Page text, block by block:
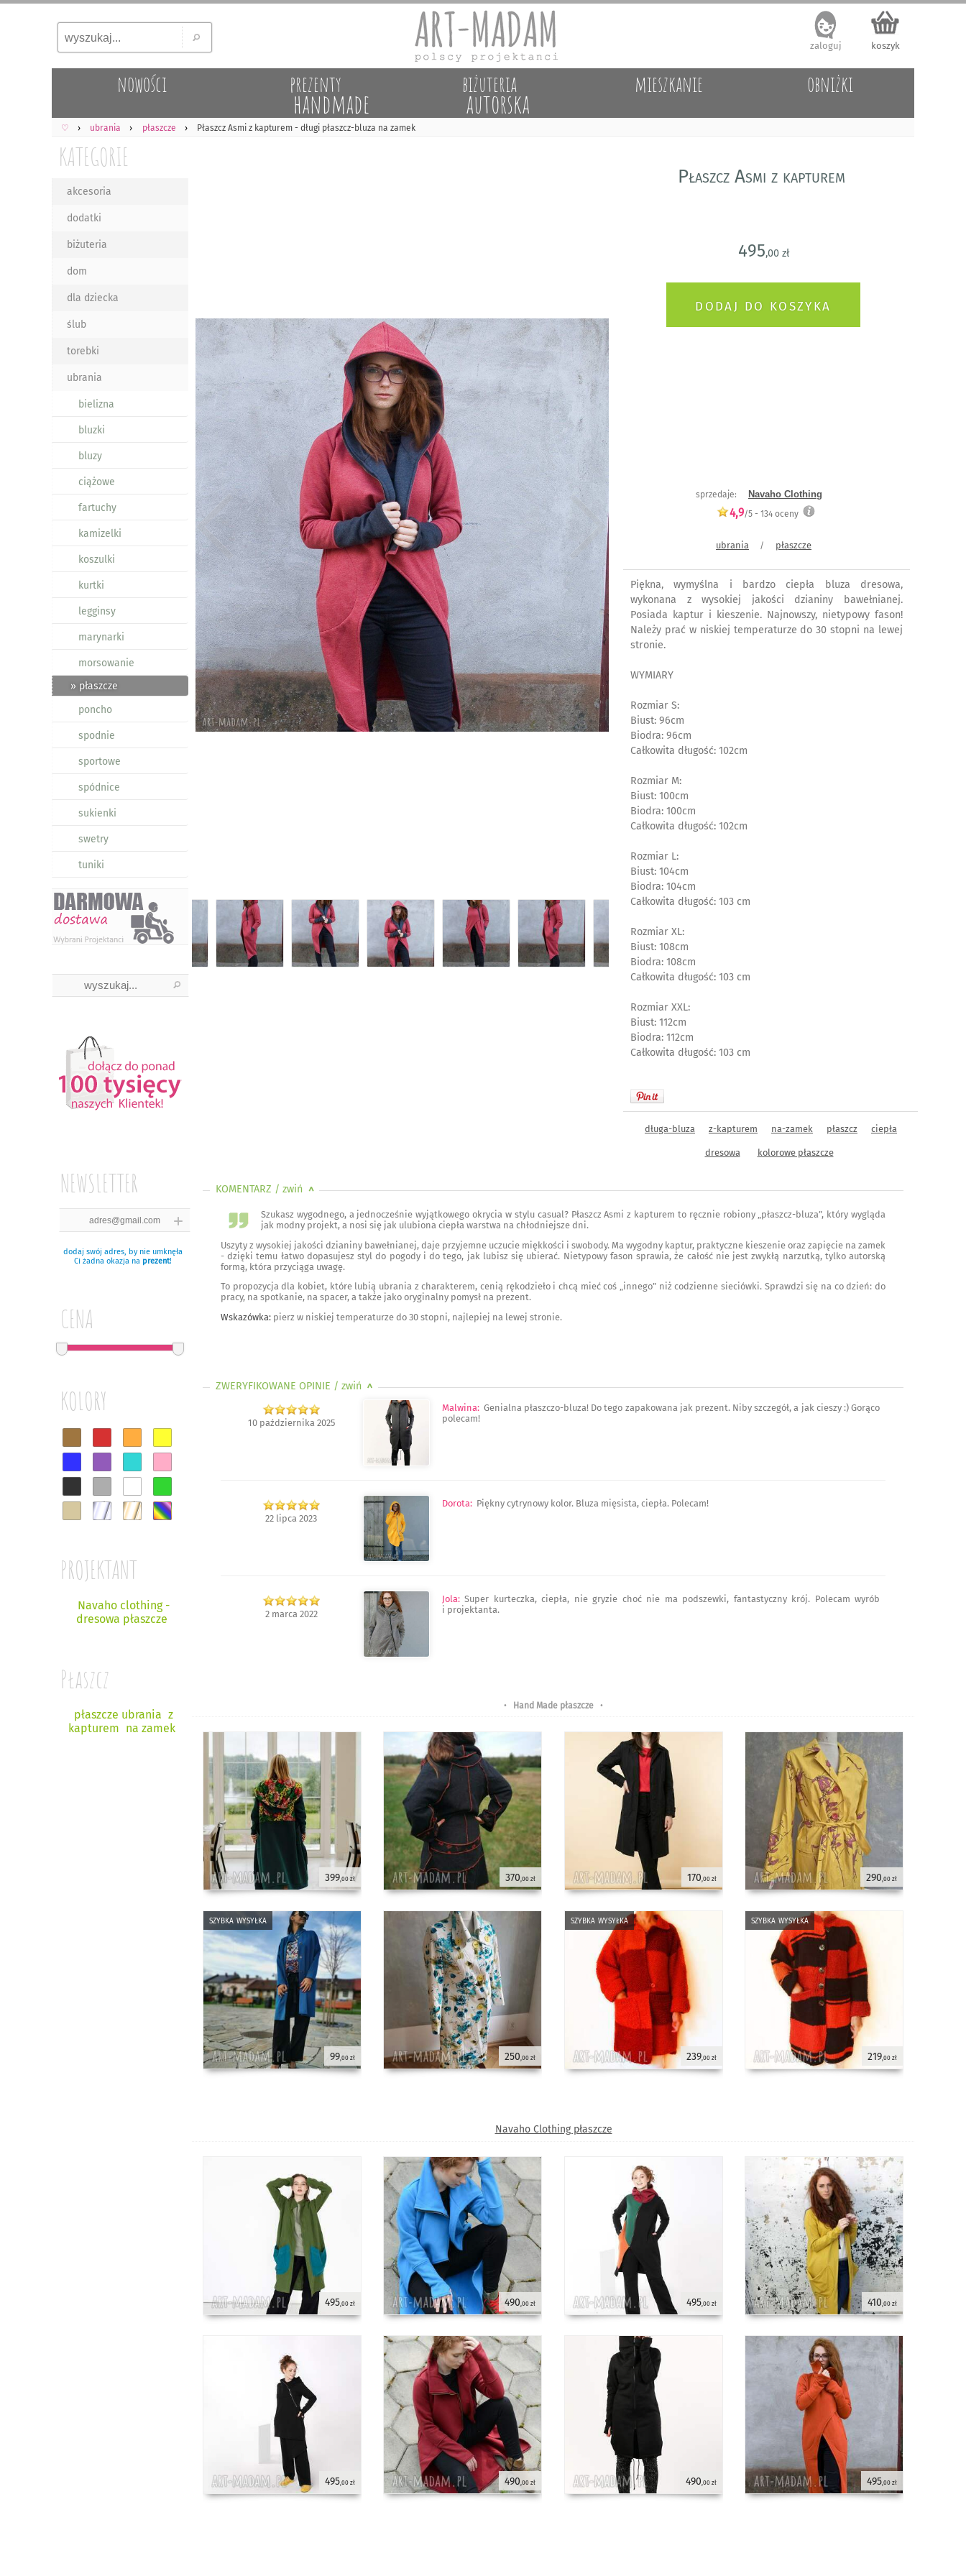
koszyk
zaloguj
nowości prezenty
handmade
biżuteria
autorska
mieszkanie obniżki
♡ ubrania płaszcze Płaszcz Asmi z kapturem - długi płaszcz-bluza na zamek
KATEGORIE
akcesoria
dodatki
biżuteria
dom
dla dziecka
ślub
torebki
ubrania
bielizna
bluzki
bluzy
ciążowe
fartuchy
kamizelki
koszulki
kurtki
legginsy
marynarki
morsowanie
» płaszcze
poncho
spodnie
sportowe
spódnice
sukienki
swetry
tuniki
NEWSLETTER
dodaj swój adres, by nie umknęła
Ci żadna okazja na prezent!
CENA
KOLORY
PROJEKTANT
Navaho clothing -
dresowa płaszcze
Płaszcz
płaszcze ubrania z
kapturem na zamek
Płaszcz Asmi z kapturem
495,00 zł
sprzedaje: Navaho Clothing
4,9/5 - 134oceny
ubrania / płaszcze
Piękna, wymyślna i bardzo ciepła bluza dresowa,
wykonana z wysokiej jakości dzianiny bawełnianej.
Posiada kaptur i kieszenie. Najnowszy, nietypowy fason!
Należy prać w niskiej temperaturze do 30 stopni na lewej
stronie.
WYMIARY
Rozmiar S:
Biust: 96cm
Biodra: 96cm
Całkowita długość: 102cm
Rozmiar M:
Biust: 100cm
Biodra: 100cm
Całkowita długość: 102cm
Rozmiar L:
Biust: 104cm
Biodra: 104cm
Całkowita długość: 103 cm
Rozmiar XL:
Biust: 108cm
Biodra: 108cm
Całkowita długość: 103 cm
Rozmiar XXL:
Biust: 112cm
Biodra: 112cm
Całkowita długość: 103 cm
długa-bluza z-kapturem na-zamek płaszcz ciepła
dresowa kolorowe płaszcze
KOMENTARZ / zwiń <
Szukasz wygodnego, a jednocześnie wyjątkowego okrycia w stylu casual? Płaszcz Asmi z kapturem to ręcznie robiony „płaszcz-bluza”, który wygląda
jak modny projekt, a nosi się jak ulubiona ciepła warstwa na chłodniejsze dni.
Uszyty z wysokiej jakości dzianiny bawełnianej, daje przyjemne uczucie miękkości i swobody. Ma wygodny kaptur, praktyczne kieszenie oraz zapięcie na zamek
- dzięki temu łatwo dopasujesz styl do pogody i do tego, jak lubisz się ubierać. Nietypowy fason sprawia, że całość nie jest zwykłą narzutką, tylko autorską
formą, która przyciąga uwagę.
To propozycja dla kobiet, które lubią ubrania z charakterem, cenią rękodzieło i chcą mieć coś „innego” niż codzienne sieciówki. Sprawdzi się na co dzień: do
pracy, na spotkanie, na spacer, a także jako oryginalny pomysł na prezent.
Wskazówka: pierz w niskiej temperaturze do 30 stopni, najlepiej na lewej stronie.
ZWERYFIKOWANE OPINIE / zwiń >
10 października 2025
Malwina: Genialna płaszczo-bluza! Do tego zapakowana jak prezent. Niby szczegół, a jak cieszy :) Gorąco
polecam!
22 lipca 2023
Dorota: Piękny cytrynowy kolor. Bluza mięsista, ciepła. Polecam!
2 marca 2022
Jola: Super kurteczka, ciepła, nie gryzie choć nie ma podszewki, fantastyczny krój. Polecam wyrób
i projektanta.
• Hand Made płaszcze•
399,00 zł 370,00 zł
szybka wysyłka
99,00 zł 250,00 zł
170,00 zł 290,00 zł
szybka wysyłka
239,00 zł
szybka wysyłka
219,00 zł
Navaho Clothing płaszcze
495,00 zł 490,00 zł
495,00 zł 490,00 zł
495,00 zł 410 ,00 zł
490,00 zł 495,00 zł